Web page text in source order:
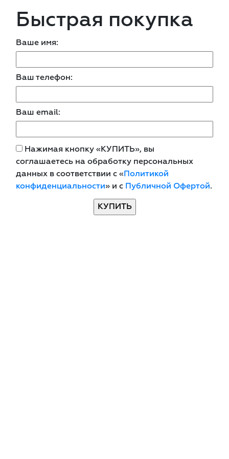
Быстрая покупка
Ваше имя:
Ваш телефон:
Ваш email:
Нажимая кнопку «КУПИТЬ», вы
соглашаетесь на обработку персональных
данных в соответствии с «Политикой
конфиденциальности» и с Публичной Офертой.